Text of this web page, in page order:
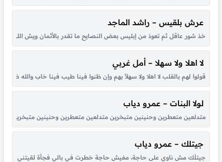
عرش بلقيس – راشد الماجد
خذ شور عاقل ثم تعوذ من إبليس بعض النصايح ما تقدر بالأثمان ويش اللي
لا اهلا ولا سهلا – أمل غربي
قولوا لهم بالقلب لا اهلا ولا سهلاً بهم وإن ظنوا فينا طيب فينا خاب
لولا البنات – عمرو دياب
متدلعين متعطرين وحنينين متبخرين متدلعين متعطرين وحنينين متبخرين عملوا
جيتلك – عمرو دياب
جيتلَك مش ناوي على حاجة، مفيش حاجة خطرت في بالي فجأة لقيتني قدام